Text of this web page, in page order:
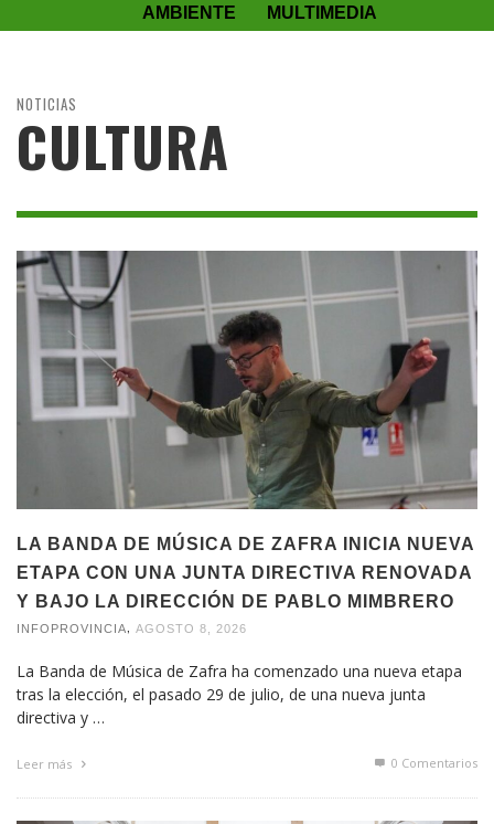
AMBIENTE
MULTIMEDIA
NOTICIAS
CULTURA
LA BANDA DE MÚSICA DE ZAFRA INICIA NUEVA
ETAPA CON UNA JUNTA DIRECTIVA RENOVADA
Y BAJO LA DIRECCIÓN DE PABLO MIMBRERO
INFOPROVINCIA AGOSTO 8, 2026
La Banda de Música de Zafra ha comenzado una nueva etapa
tras la elección, el pasado 29 de julio, de una nueva junta
directiva y …
Leer más 0 Comentarios